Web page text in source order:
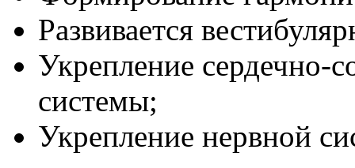
Развивается
Укрепление сердечно-
системы;
Укрепление нервной